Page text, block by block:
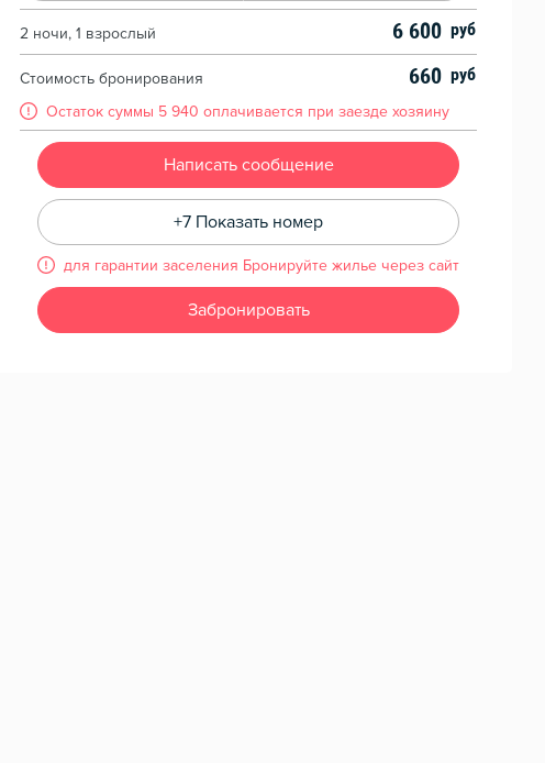
2 ночи, 1 взрослый 6 600
Стоимость бронирования 660
Остаток суммы 5 940 оплачивается при заезде хозяину
Написать сообщение
+7 Показать номер
для гарантии заселения Бронируйте жилье через сайт
Забронировать